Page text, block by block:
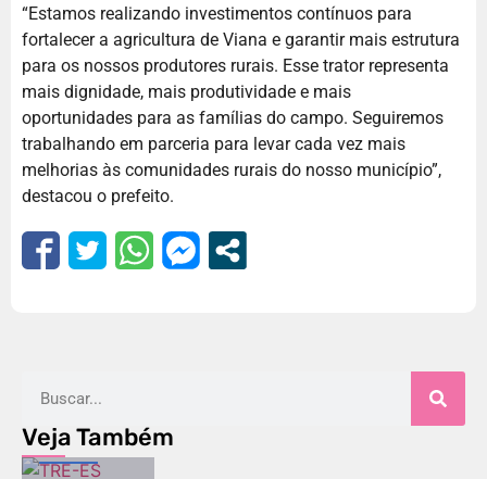
“Estamos realizando investimentos contínuos para
fortalecer a agricultura de Viana e garantir mais estrutura
para os nossos produtores rurais. Esse trator representa
mais dignidade, mais produtividade e mais
oportunidades para as famílias do campo. Seguiremos
trabalhando em parceria para levar cada vez mais
melhorias às comunidades rurais do nosso município”,
destacou o prefeito.
Veja Também